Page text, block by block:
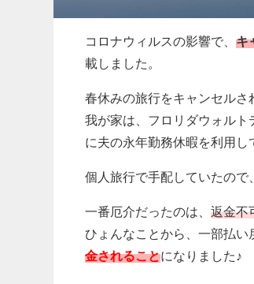
コロナウィルスの影響で、キ
載しました。
春休みの旅行をキャンセルさ
我が家は、フロリダウォル
に夫の永年勤務休暇を利用し
個人旅行で手配していたので
一番厄介だったのは、返金不
ひょんなことから、一部払
金されることになりました♪